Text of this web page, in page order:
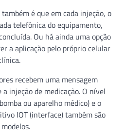
é que em cada injeção, o
telefônica do equipamento,
Ou há ainda uma opção
a aplicação pelo próprio celular
recebem uma mensagem
injeção de medicação. O nível
ou aparelho médico) e o
IOT (interface) também são